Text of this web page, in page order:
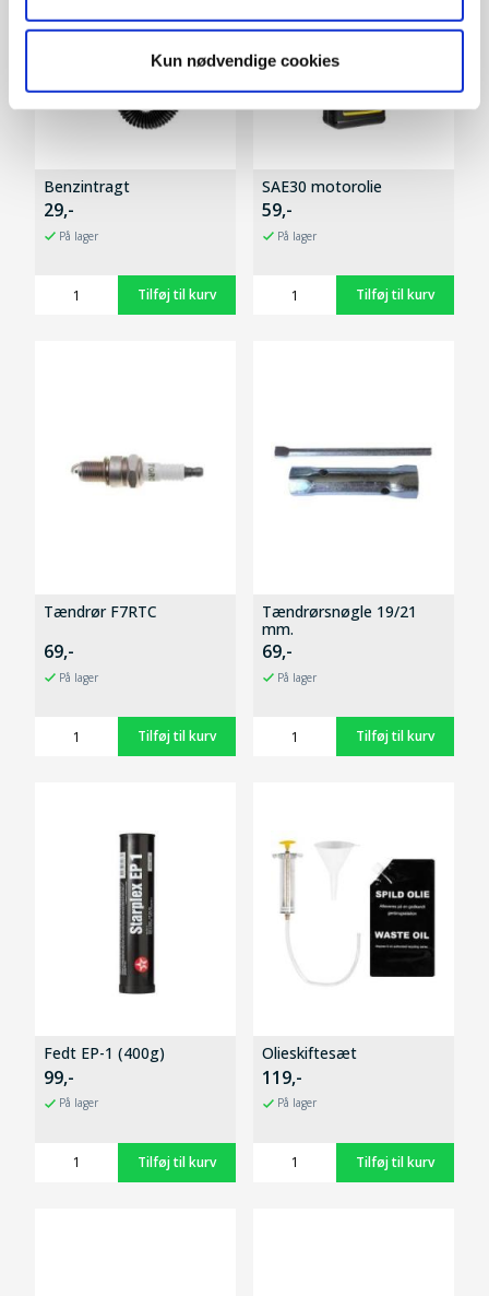
Kun nødvendige cookies
Benzintragt
29,-
På lager
SAE30 motorolie
59,-
På lager
Tændrør F7RTC
69,-
På lager
Tændrørsnøgle 19/21
mm.
69,-
På lager
Fedt EP-1 (400g)
99,-
På lager
Olieskiftesæt
119,-
På lager